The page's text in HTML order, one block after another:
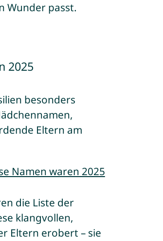
Wunder passt.
2025
besonders
Eltern am
Namen waren 2025
die Liste der
klangvollen,
Eltern erobert – sie